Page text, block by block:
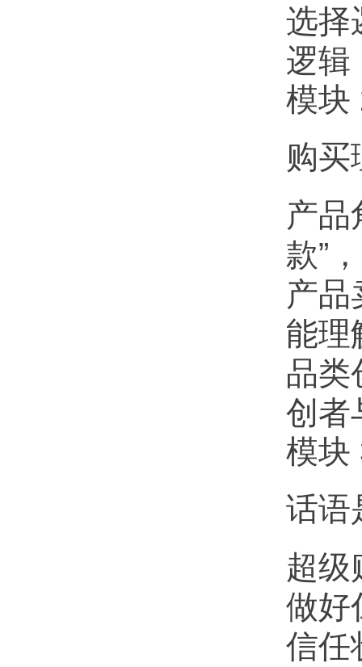
选择
逻辑
模块
购买
产品
款”
产品
能理
品类
创者
模块
话语
超级
做好
信任